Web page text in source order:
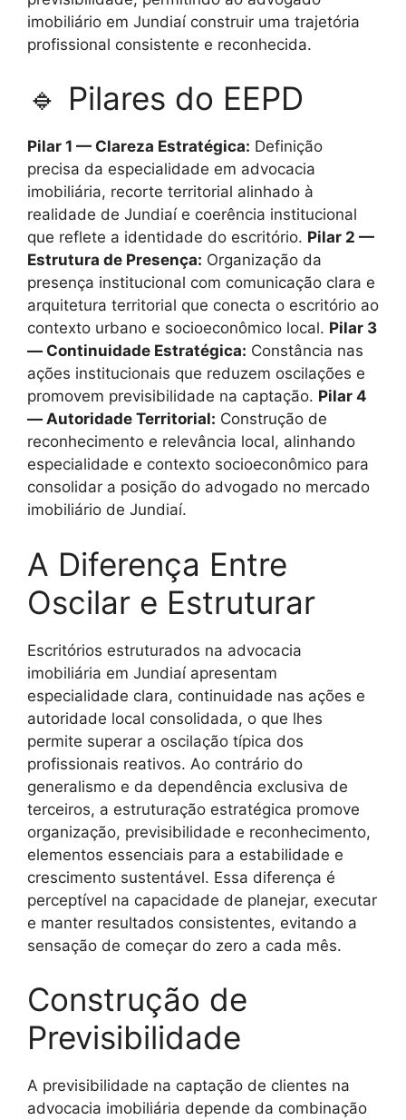
imobiliário em Jundiaí construir uma trajetória
profissional consistente e reconhecida.
🔹 Pilares do EEPD
Pilar 1 — Clareza Estratégica: Definição
precisa da especialidade em advocacia
imobiliária, recorte territorial alinhado à
realidade de Jundiaí e coerência institucional
que reflete a identidade do escritório. Pilar 2 —
Estrutura de Presença: Organização da
presença institucional com comunicação clara e
arquitetura territorial que conecta o escritório ao
contexto urbano e socioeconômico local. Pilar 3
— Continuidade Estratégica: Constância nas
ações institucionais que reduzem oscilações e
promovem previsibilidade na captação. Pilar 4
— Autoridade Territorial: Construção de
reconhecimento e relevância local, alinhando
especialidade e contexto socioeconômico para
consolidar a posição do advogado no mercado
imobiliário de Jundiaí.
A Diferença Entre
Oscilar e Estruturar
Escritórios estruturados na advocacia
imobiliária em Jundiaí apresentam
especialidade clara, continuidade nas ações e
autoridade local consolidada, o que lhes
permite superar a oscilação típica dos
profissionais reativos. Ao contrário do
generalismo e da dependência exclusiva de
terceiros, a estruturação estratégica promove
organização, previsibilidade e reconhecimento,
elementos essenciais para a estabilidade e
crescimento sustentável. Essa diferença é
perceptível na capacidade de planejar, executar
e manter resultados consistentes, evitando a
sensação de começar do zero a cada mês.
Construção de
Previsibilidade
A previsibilidade na captação de clientes na
advocacia imobiliária depende da combinação